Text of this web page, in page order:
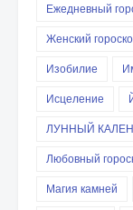
Ежедневный
Женский
Изобилие
Исцеление
ЛУННЫЙ
Любовный
Магия камней